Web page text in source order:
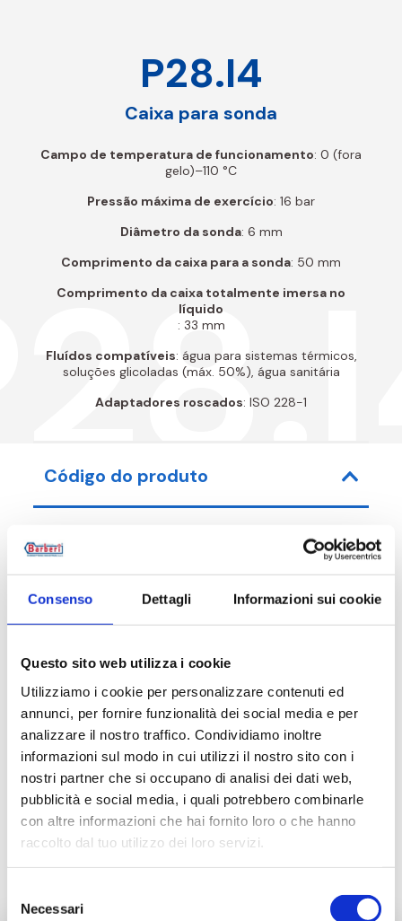
Consenso Dettagli Informazioni sui cookie
Questo sito web utilizza i cookie
Utilizziamo i cookie per personalizzare contenuti ed
annunci, per fornire funzionalità dei social media e per
analizzare il nostro traffico. Condividiamo inoltre
informazioni sul modo in cui utilizzi il nostro sito con i
nostri partner che si occupano di analisi dei dati web,
pubblicità e social media, i quali potrebbero combinarle
con altre informazioni che hai fornito loro o che hanno
raccolto dal tuo utilizzo dei loro servizi.
delNecessari
P28.I4
Caixa para sonda
Campo de temperatura de funcionamento: 0 (fora
gelo)–110 °C
Pressão máxima de exercício: 16 bar
Diâmetro da sonda: 6 mm
Comprimento da caixa para a sonda: 50 mm
Comprimento da caixa totalmente imersa no
líquido
: 33 mm
Fluídos compatíveis: água para sistemas térmicos,
soluções glicoladas (máx. 50%), água sanitária
Adaptadores roscados: ISO 228-1
Código do produto
Código do artigo Medida
P28015000I4
Descrição
Documentação
Acessórios